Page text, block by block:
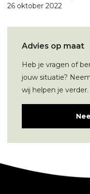
26 oktober 2022
Advies op maat
Heb je vragen of
jouw situatie?
wij helpen je verder.